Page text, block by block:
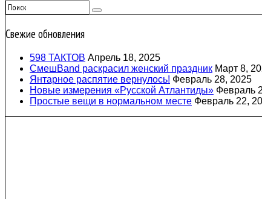
Свежие обновления
598 ТАКТОВ Апрель 18, 2025
СмешBand раскрасил женский праздник Март 8,
Янтарное распятие вернулось! Февраль 28, 2025
Новые измерения «Русской Атлантиды» Февраль
Простые вещи в нормальном месте Февраль 22,